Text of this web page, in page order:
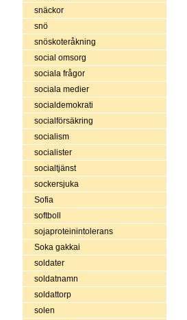
snäckor
snö
snöskoteråkning
social omsorg
sociala frågor
sociala medier
socialdemokrati
socialförsäkring
socialism
socialister
socialtjänst
sockersjuka
Sofia
softboll
sojaproteinintolerans
Soka gakkai
soldater
soldatnamn
soldattorp
solen